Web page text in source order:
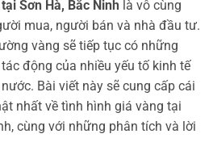
Sơn Hà, Bắc Ninh là vô cùng
mua, người bán và nhà đầu tư.
vàng sẽ tiếp tục có những
động của nhiều yếu tố kinh tế
Bài viết này sẽ cung cấp cái
nhất về tình hình giá vàng tại
cùng với những phân tích và lời